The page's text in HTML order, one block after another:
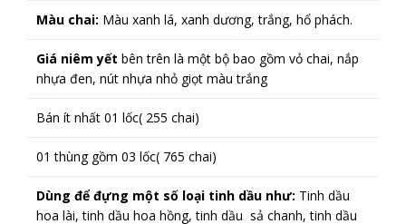
Màu chai: Màu xanh lá, xanh dương, trắng, hổ phách.
Giá niêm yết bên trên là một bộ bao gồm vỏ chai, nắp
nhựa đen, nút nhựa nhỏ giọt màu trắng
Bán ít nhất 01 lốc( 255 chai)
01 thùng gồm 03 lốc( 765 chai)
Dùng để đựng một số loại tinh dầu như: Tinh dầu
hoa lài, tinh dầu hoa hồng, tinh dầu sả chanh, tinh dầu